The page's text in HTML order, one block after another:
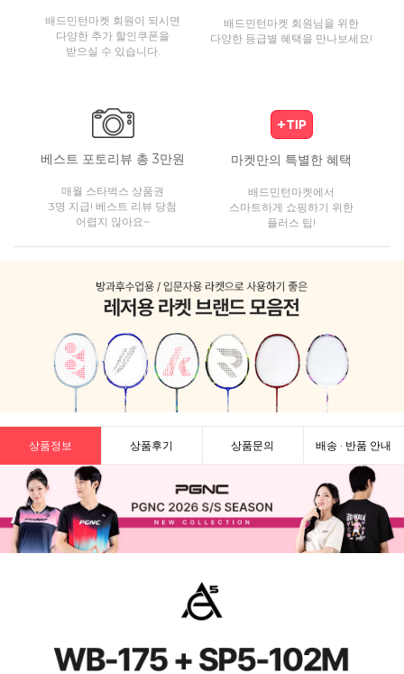
배드민턴마켓 회원이 되시면
다양한 추가 할인쿠폰을
받으실 수 있습니다.
배드민턴마켓 회원님을 위한
다양한 등급별 혜택을 만나보세요!
베스트 포토리뷰 총 3만원
매월 스타벅스 상품권
3명 지급! 베스트 리뷰 당첨
어렵지 않아요~
마켓만의 특별한 혜택
배드민턴마켓에서
스마트하게 쇼핑하기 위한
플러스 팁!
상품정보 상품후기 상품문의 배송 · 반품 안내